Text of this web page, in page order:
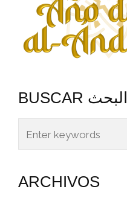
BUSCAR البحث
ARCHIVOS